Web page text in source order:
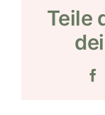
Teile